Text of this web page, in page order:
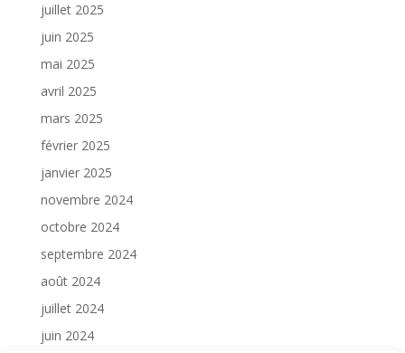
juillet 2025
juin 2025
mai 2025
avril 2025
mars 2025
février 2025
janvier 2025
novembre 2024
octobre 2024
septembre 2024
août 2024
juillet 2024
juin 2024